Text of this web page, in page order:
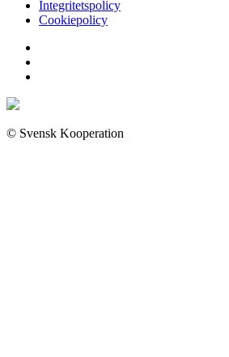
Integritetspolicy
Cookiepolicy
© Svensk Kooperation